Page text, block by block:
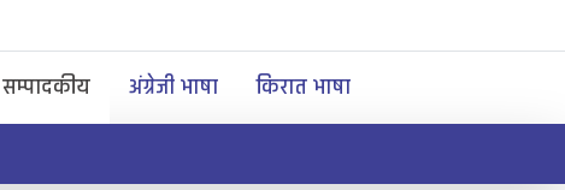
सम्पादकीय अंग्रेजी भाषा किरात भाषा